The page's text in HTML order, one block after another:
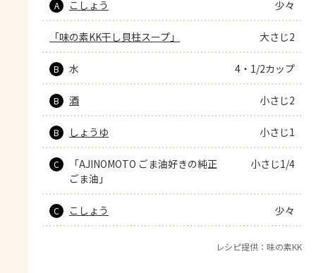
A こしょう 少々
「味の素KK干し貝柱スープ」 大さじ2
B 水 4・1/2カップ
B 酒 小さじ2
B しょうゆ 小さじ1
C
「AJINOMOTO ごま油好きの純正
ごま油」
小さじ1/4
C こしょう 少々
レシピ提供：味の素KK